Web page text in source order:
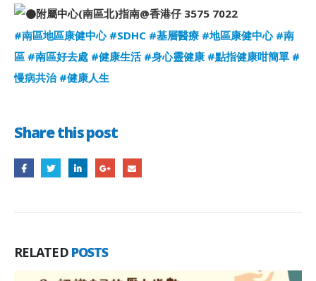
附屬中心(南區北)指南@香港仔 3575 7022
#南區地區康健中心 #SDHC #基層醫療 #地區康健中心 #南
區 #南區好去處 #健康生活 #身心靈健康 #點指健康咁簡單 #
慢病共治 #健康人生
Share this post
RELATED POSTS